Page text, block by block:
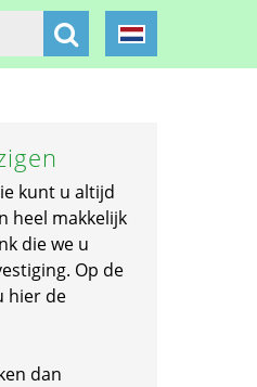
kunt u altijd
heel makkelijk
die we u
Op de
hier de
dan